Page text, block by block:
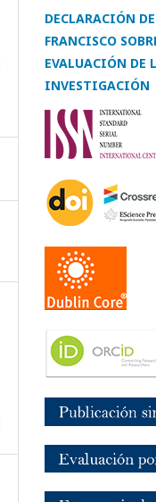
DECLARACIÓN
FRANCISCO
EVALUACIÓN DE
INVESTIGACIÓN